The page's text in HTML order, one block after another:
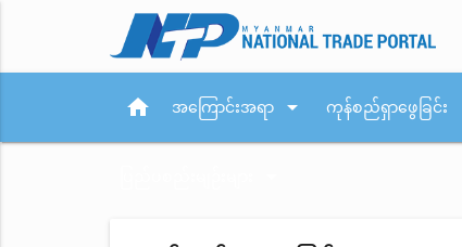
home အကြောင်းအရာ arrow_drop_down ကုန်စည်ရှာဖွေခြင်း